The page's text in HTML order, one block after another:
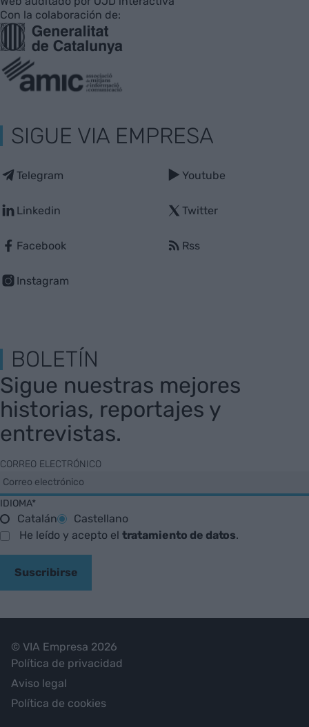
Con la colaboración de:
SIGUE VIA EMPRESA
Telegram
Linkedin
Facebook
Instagram
Youtube
Twitter
Rss
BOLETÍN
Sigue nuestras mejores
historias, reportajes y
entrevistas.
CORREO ELECTRÓNICO
IDIOMA*
Catalán
Castellano
He leído y acepto el tratamiento de datos.
Suscribirse
© VIA Empresa 2026
Política de privacidad
Aviso legal
Política de cookies